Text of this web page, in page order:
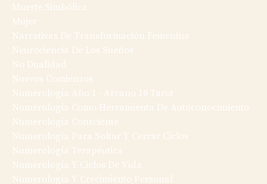
Muerte Simbólica
Mujer
Narrativas De Transformación Femenina
Neurociencia De Los Sueños
No Dualidad
Nuevos Comienzos
Numerología Año 1 · Arcano 10 Tarot
Numerología Como Herramienta De Autoconocimiento
Numerología Consciente
Numerología Para Soltar Y Cerrar Ciclos
Numerología Terapéutica
Numerología Y Ciclos De Vida
Numerología Y Crecimiento Personal